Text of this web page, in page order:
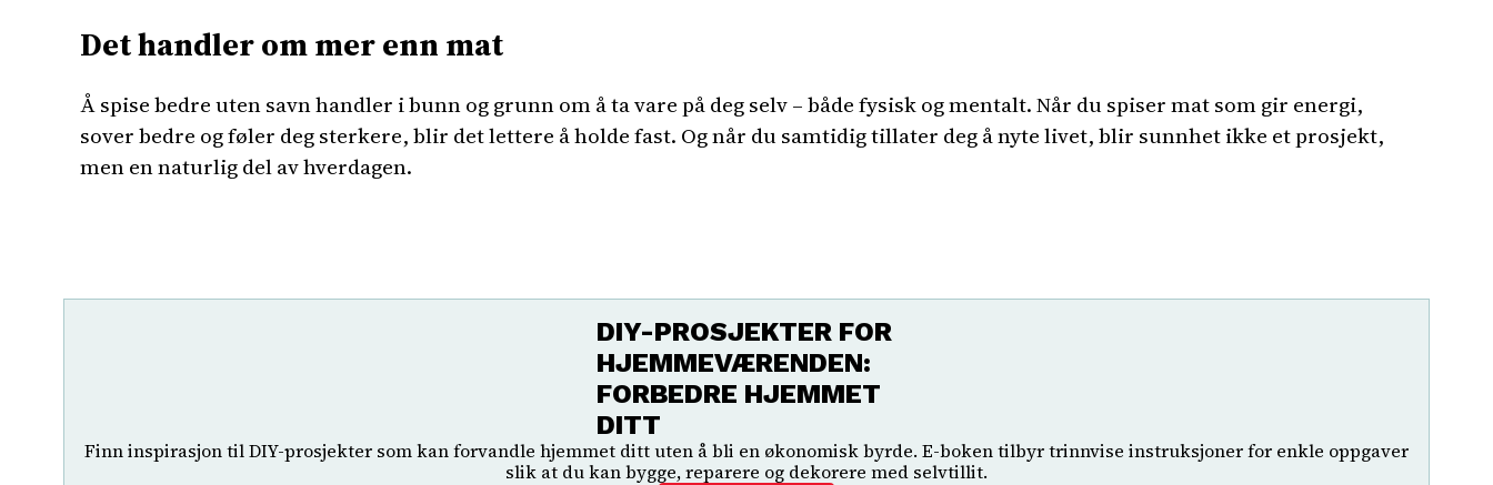
Det handler om mer enn mat
Å spise bedre uten savn handler i bunn og grunn om å ta vare på deg selv – både fysisk og mentalt. Når du spiser mat som gir energi,
sover bedre og føler deg sterkere, blir det lettere å holde fast. Og når du samtidig tillater deg å nyte livet, blir sunnhet ikke et prosjekt,
men en naturlig del av hverdagen.
DIY-PROSJEKTER FOR
HJEMMEVÆRENDEN:
FORBEDRE HJEMMET
DITT
Finn inspirasjon til DIY-prosjekter som kan forvandle hjemmet ditt uten å bli en økonomisk byrde. E-boken tilbyr trinnvise instruksjoner for enkle oppgaver
slik at du kan bygge, reparere og dekorere med selvtillit.